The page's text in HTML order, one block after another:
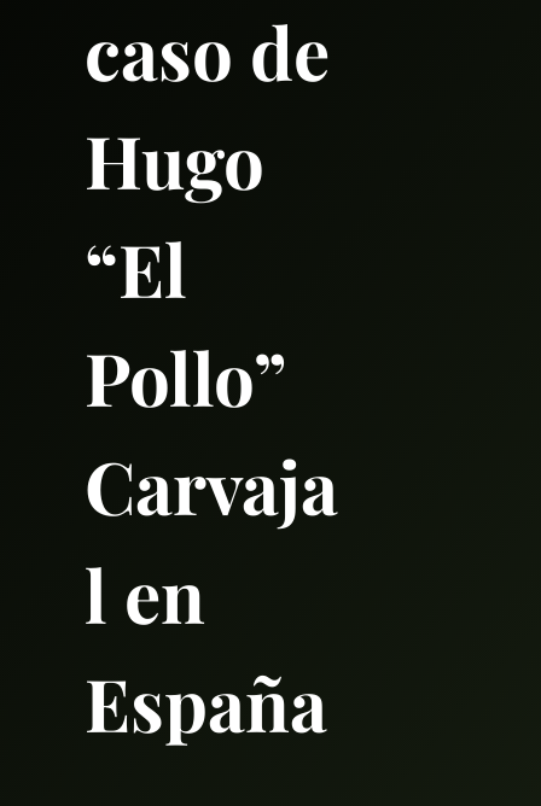
caso de
Hugo
“El
Pollo”
Carvaja
l en
España